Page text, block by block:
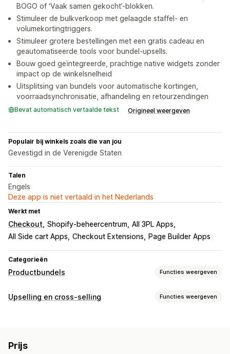
BOGO of ‘Vaak samen gekocht’-blokken.
Stimuleer de bulkverkoop met gelaagde staffel- en
volumekortingtriggers.
Stimuleer grotere bestellingen met een gratis cadeau en
geautomatiseerde tools voor bundel-upsells.
Bouw goed geïntegreerde, prachtige native widgets zonder
impact op de winkelsnelheid
Uitsplitsing van bundels voor automatische kortingen,
voorraadsynchronisatie, afhandeling en retourzendingen
Bevat automatisch vertaalde tekst Origineel weergeven
Populair bij winkels zoals die van jou
Gevestigd in de Verenigde Staten
Talen
Engels
Deze app is niet vertaald in het Nederlands
Werkt met
Checkout Shopify-beheercentrum All 3PL Apps
All Side cart Apps Checkout Extensions Page Builder Apps
Categorieën
Productbundels Functies weergeven
Soorten bundels
Groothandelsbundels
Upselling en cross-selling Functies weergeven
Aangepaste CSS
Prijs